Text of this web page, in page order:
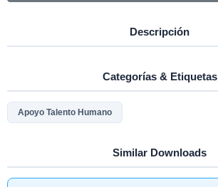
Descripción
Categorías & Etiquetas
Apoyo Talento Humano
Similar Downloads